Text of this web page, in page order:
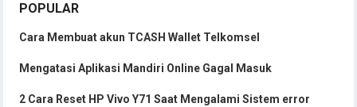
POPULAR
Cara Membuat akun TCASH Wallet Telkomsel
Mengatasi Aplikasi Mandiri Online Gagal Masuk
2 Cara Reset HP Vivo Y71 Saat Mengalami Sistem error